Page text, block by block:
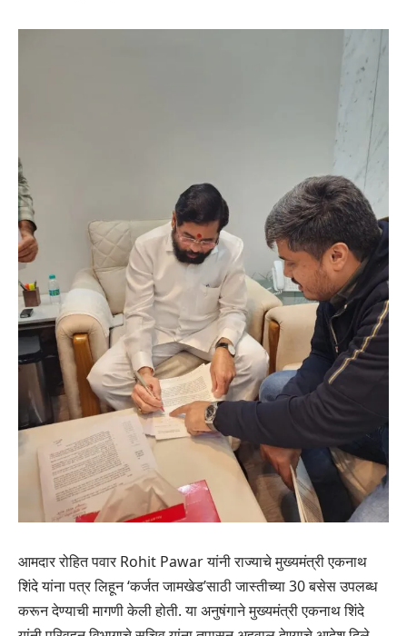
आमदार रोहित पवार Rohit Pawar यांनी राज्याचे मुख्यमंत्री एकनाथ
शिंदे यांना पत्र लिहून ‘कर्जत जामखेड’साठी जास्तीच्या 30 बसेस उपलब्ध
करून देण्याची मागणी केली होती. या अनुषंगाने मुख्यमंत्री एकनाथ शिंदे